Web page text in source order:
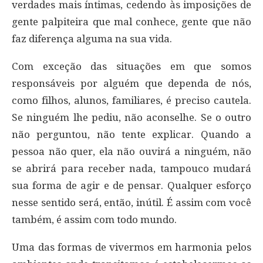
verdades mais íntimas, cedendo às imposições de
gente palpiteira que mal conhece, gente que não
faz diferença alguma na sua vida.
Com exceção das situações em que somos
responsáveis por alguém que dependa de nós,
como filhos, alunos, familiares, é preciso cautela.
Se ninguém lhe pediu, não aconselhe. Se o outro
não perguntou, não tente explicar. Quando a
pessoa não quer, ela não ouvirá a ninguém, não
se abrirá para receber nada, tampouco mudará
sua forma de agir e de pensar. Qualquer esforço
nesse sentido será, então, inútil. É assim com você
também, é assim com todo mundo.
Uma das formas de vivermos em harmonia pelos